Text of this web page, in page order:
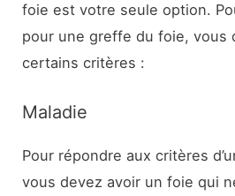
foie est votre seule option.
pour une greffe du foie, vous
certains critères :
Maladie
Pour répondre aux critères
vous devez avoir un foie qui